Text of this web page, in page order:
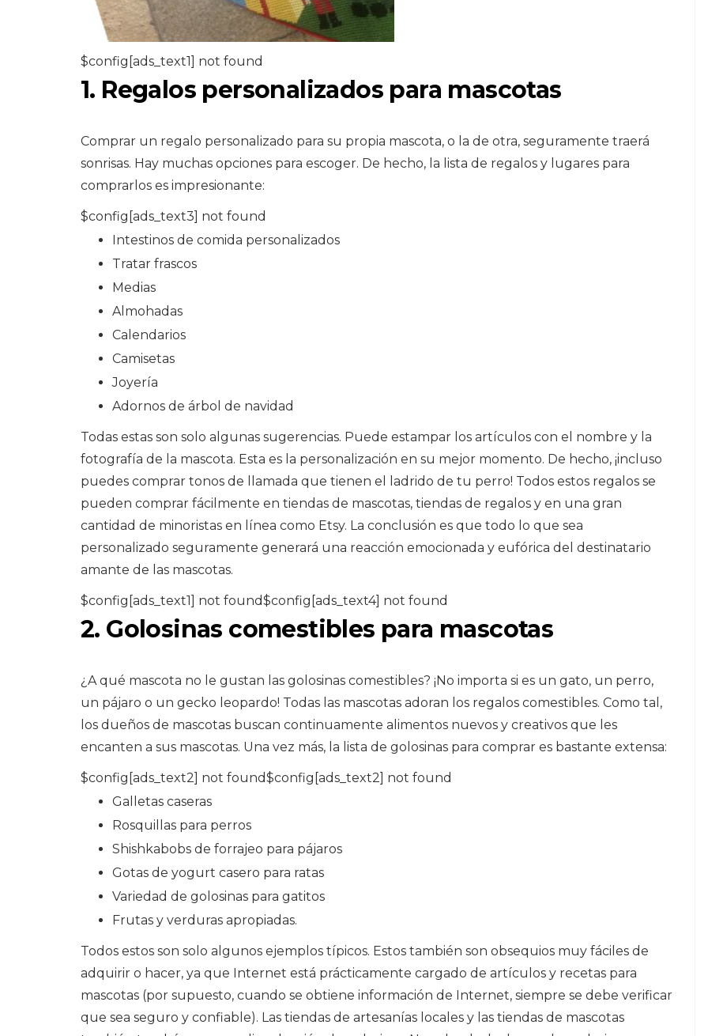
$config[ads_text1] not found
1. Regalos personalizados para mascotas
Comprar un regalo personalizado para su propia mascota, o la de otra, seguramente traerá
sonrisas. Hay muchas opciones para escoger. De hecho, la lista de regalos y lugares para
comprarlos es impresionante:
$config[ads_text3] not found
Intestinos de comida personalizados
Tratar frascos
Medias
Almohadas
Calendarios
Camisetas
Joyería
Adornos de árbol de navidad
Todas estas son solo algunas sugerencias. Puede estampar los artículos con el nombre y la
fotografía de la mascota. Esta es la personalización en su mejor momento. De hecho, ¡incluso
puedes comprar tonos de llamada que tienen el ladrido de tu perro! Todos estos regalos se
pueden comprar fácilmente en tiendas de mascotas, tiendas de regalos y en una gran
cantidad de minoristas en línea como Etsy. La conclusión es que todo lo que sea
personalizado seguramente generará una reacción emocionada y eufórica del destinatario
amante de las mascotas.
$config[ads_text1] not found$config[ads_text4] not found
2. Golosinas comestibles para mascotas
¿A qué mascota no le gustan las golosinas comestibles? ¡No importa si es un gato, un perro,
un pájaro o un gecko leopardo! Todas las mascotas adoran los regalos comestibles. Como tal,
los dueños de mascotas buscan continuamente alimentos nuevos y creativos que les
encanten a sus mascotas. Una vez más, la lista de golosinas para comprar es bastante extensa:
$config[ads_text2] not found$config[ads_text2] not found
Galletas caseras
Rosquillas para perros
Shishkabobs de forrajeo para pájaros
Gotas de yogurt casero para ratas
Variedad de golosinas para gatitos
Frutas y verduras apropiadas.
Todos estos son solo algunos ejemplos típicos. Estos también son obsequios muy fáciles de
adquirir o hacer, ya que Internet está prácticamente cargado de artículos y recetas para
mascotas (por supuesto, cuando se obtiene información de Internet, siempre se debe verificar
que sea seguro y confiable). Las tiendas de artesanías locales y las tiendas de mascotas